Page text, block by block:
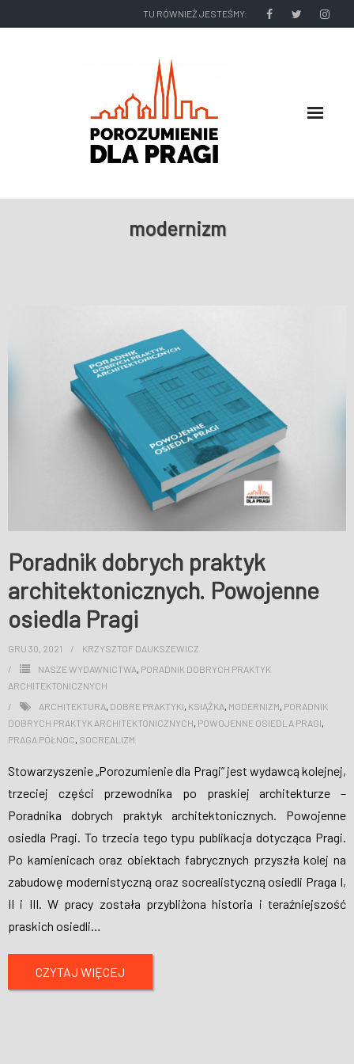
TU RÓWNIEŻ JESTEŚMY:
NASZE WYDAWNICTWA
WESPRZYJ NAS
modernizm
Poradnik dobrych praktyk
architektonicznych. Powojenne
osiedla Pragi
GRU 30, 2021
KRZYSZTOF DAUKSZEWICZ
NASZE WYDAWNICTWA, PORADNIK DOBRYCH PRAKTYK
ARCHITEKTONICZNYCH
ARCHITEKTURA, DOBRE PRAKTYKI, KSIĄŻKA, MODERNIZM, PORADNIK
DOBRYCH PRAKTYK ARCHITEKTONICZNYCH, POWOJENNE OSIEDLA PRAGI,
PRAGA PÓŁNOC, SOCREALIZM
Stowarzyszenie „Porozumienie dla Pragi” jest wydawcą kolejnej,
trzeciej części przewodnika po praskiej architekturze –
Poradnika dobrych praktyk architektonicznych. Powojenne
osiedla Pragi. To trzecia tego typu publikacja dotycząca Pragi.
Po kamienicach oraz obiektach fabrycznych przyszła kolej na
zabudowę modernistyczną oraz socrealistyczną osiedli Praga I,
II i III. W pracy została przybliżona historia i teraźniejszość
praskich osiedli…
CZYTAJ WIĘCEJ